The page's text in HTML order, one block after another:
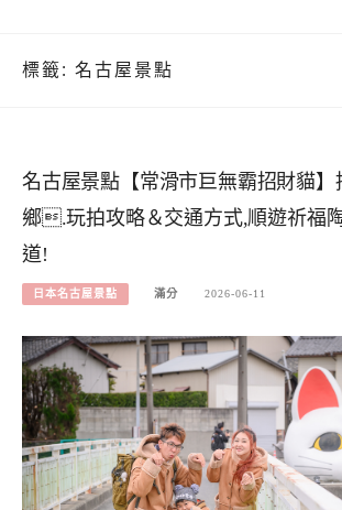
標籤: 名古屋景點
名古屋景點【常滑市巨無霸招財貓】
鄉.玩拍攻略＆交通方式,順遊祈福
道!
日本名古屋景點 滿分 2026-06-11